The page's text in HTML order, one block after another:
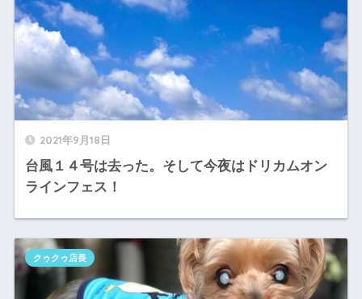
2021年9月18日
台風１４号は去った。そして今夜はドリカムオン
ラインフェス！
クゥクゥ店長